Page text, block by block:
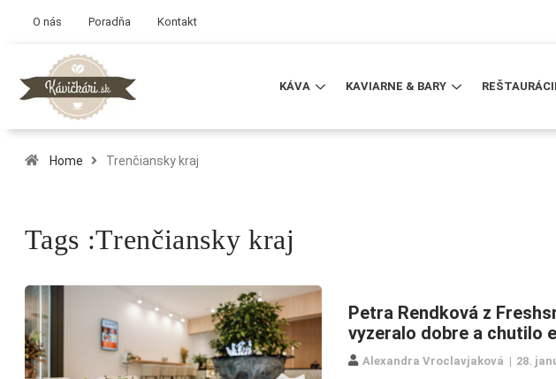
O nás Poradňa Kontakt
KÁVA KAVIARNE & BARY
Home Trenčiansky kraj
Tags :Trenčiansky kraj
Petra Rendková z
vyzeralo dobre a chutilo
Alexandra Vroclavjaková 28.